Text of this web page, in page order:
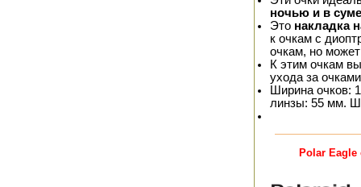
ночью и в
Это накладка
к очкам с
очкам, но
К этим очкам
ухода за очками
Ширина очков:
линзы: 55 мм.
Polar Eagle